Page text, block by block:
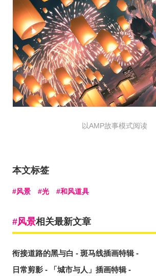
以AMP故事模式阅读
本文标签
风景 光 和风道具
风景相关最新文章
衔接道路的黑与白 - 斑马线插画特辑 -
日常剪影 - 「城市与人」插画特辑 -